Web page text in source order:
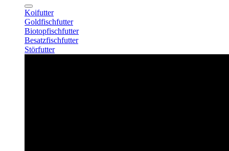
Koifutter
Goldfischfutter
Biotopfischfutter
Besatzfischfutter
Störfutter